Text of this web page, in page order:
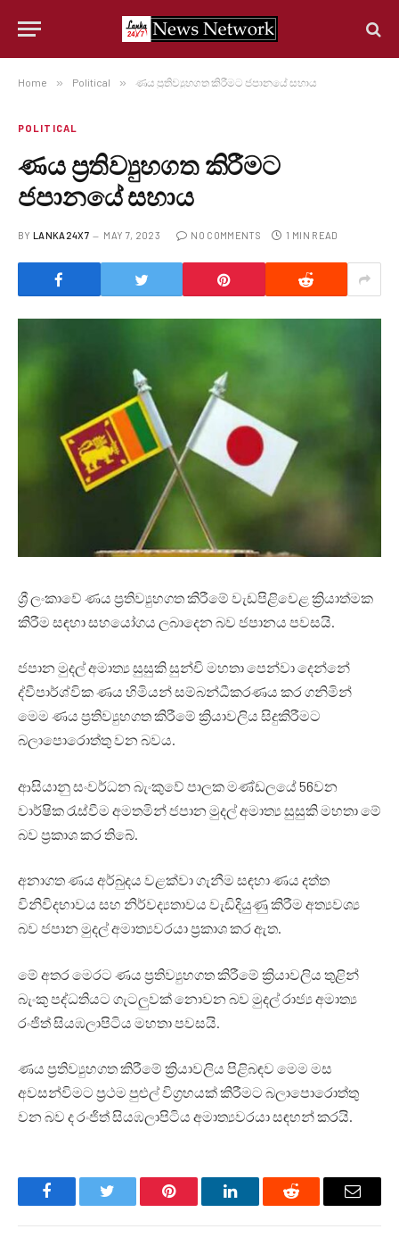
Home » Political » ණය ප්‍රතිව්‍යුහගත කිරීමට ජපානයේ සහාය
POLITICAL
ණය ප්‍රතිව්‍යුහගත කිරීමට
ජපානයේ සහාය
BY LANKA24X7 MAY 7, 2023 NO COMMENTS 1 MIN READ
‍ශ්‍රී ලංකාවේ ණය ප්‍රතිව්‍යුහගත කිරීමේ වැඩපිළිවෙළ ක්‍රියාත්මක
කිරීම සඳහා සහයෝගය ලබාදෙන බව ජපානය පවසයි.
ජපාන මුදල් අමාත්‍ය සුසුකි සුන්චි මහතා පෙන්වා දෙන්නේ
ද්වීපාර්ශ්වික ණය හිමියන් සම්බන්ධීකරණය කර ගනිමින්
මෙම ණය ප්‍රතිව්‍යුහගත කිරීමේ ක්‍රියාවලිය සිදුකිරීමට
බලාපොරොත්තු වන බවය.
ආසියානු සංවර්ධන බැංකුවේ පාලක මණ්ඩලයේ 56වන
වාර්ෂික රැස්වීම අමතමින් ජපාන මුදල් අමාත්‍ය සුසුකි මහතා මේ
බව ප්‍රකාශ කර තිබේ.
අනාගත ණය අර්බුදය වළක්වා ගැනීම සඳහා ණය දත්ත
විනිවිදභාවය සහ නිර්වද්‍යතාවය වැඩිදියුණු කිරීම අත්‍යවශ්‍ය
බව ජපාන මුදල් අමාත්‍යවරයා ප්‍රකාශ කර ඇත.
මේ අතර මෙරට ණය ප්‍රතිව්‍යුහගත කිරීමේ ක්‍රියාවලිය තුළින්
බැංකු පද්ධතියට ගැටලුවක් නොවන බව මුදල් රාජ්‍ය අමාත්‍ය
රංජිත් සියඹලාපිටිය මහතා පවසයි.
ණය ප්‍රතිව්‍යුහගත කිරීමේ ක්‍රියාවලිය පිළිබඳව මෙම මස
අවසන්විමට ප්‍රථම පුළුල් විග්‍රහයක් කිරීමට බලාපොරොත්තු
වන බව ද රංජිත් සියඹලාපිටිය අමාත්‍යවරයා සඳහන් කරයි.
FacebookTwitter Pinterest LinkedInReddit Email